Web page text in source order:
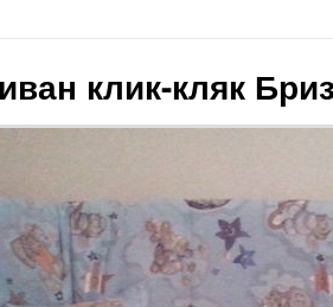
клик-кляк